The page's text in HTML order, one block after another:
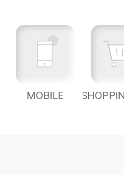
MOBILE